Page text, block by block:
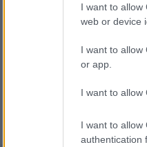
I want to allow
web or device
I want to allow
or app.
I want to allow
I want to allow
authentication